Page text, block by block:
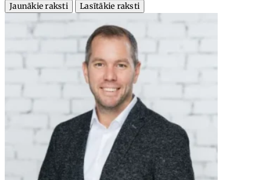
Jaunākie raksti
Lasītākie raksti